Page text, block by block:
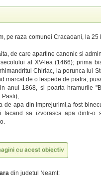
pe raza comunei Cracaoani, la 25
de care apartine canonic si
al XV-lea (1466); prima
Chiriac, la porunca lui
marcat de o lespede de piatra,
anul 1868, si poarta hramurile
Pasti);
de apa din imprejurimi,a fost
facand sa izvorasca apa dintr-o
din judetul Neamt: